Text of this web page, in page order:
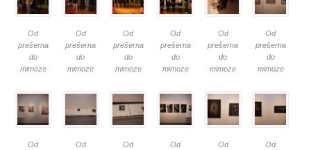
Od
prešerna
do
mimoze
Od
prešerna
do
mimoze
Od
prešerna
do
mimoze
Od
prešerna
do
mimoze
Od
prešerna
do
mimoze
Od
prešerna
do
mimoze
Od
Od
Od
Od
Od
Od